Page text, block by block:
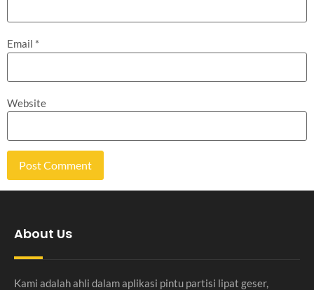
Email *
Website
About Us
Kami adalah ahli dalam aplikasi pintu partisi lipat geser,